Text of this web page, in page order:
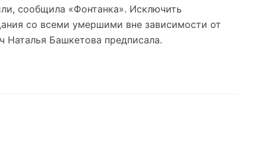
сообщила «Фонтанка». Исключить
со всеми умершими вне зависимости от
Наталья Башкетова предписала.